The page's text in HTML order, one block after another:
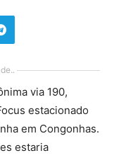
via 190,
estacionado
em Congonhas.
estaria